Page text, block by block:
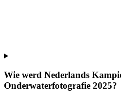
Wie werd Nederlands
Onderwaterfotografie 2025?